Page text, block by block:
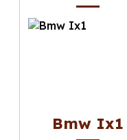
Bmw Ix1